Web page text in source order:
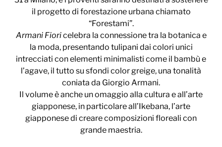
il progetto di forestazione urbana chiamato
“Forestami”.
Armani Fioricelebra la connessione tra la botanica e
la moda, presentando tulipani dai colori unici
intrecciati con elementi minimalisti come il bambù e
l’agave, il tutto su sfondi color greige, una tonalità
coniata da Giorgio Armani.
Il volume è anche un omaggio alla cultura e all’arte
giapponese, in particolare all’Ikebana, l’arte
giapponese di creare composizioni floreali con
grande maestria.